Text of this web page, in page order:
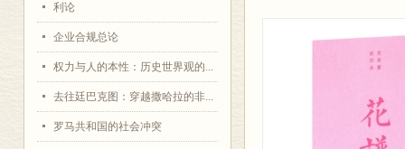
利论
企业合规总论
权力与人的本性：历史世界观的...
去往廷巴克图：穿越撒哈拉的非...
罗马共和国的社会冲突